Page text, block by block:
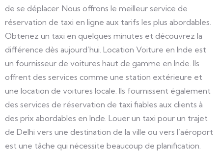
de se déplacer. Nous offrons le meilleur service de
réservation de taxi en ligne aux tarifs les plus abordables.
Obtenez un taxi en quelques minutes et découvrez la
différence dès aujourd’hui. Location Voiture en Inde est
un fournisseur de voitures haut de gamme en Inde. Ils
offrent des services comme une station extérieure et
une location de voitures locale. Ils fournissent également
des services de réservation de taxi fiables aux clients à
des prix abordables en Inde. Louer un taxi pour un trajet
de Delhi vers une destination de la ville ou vers l’aéroport
est une tâche qui nécessite beaucoup de planification.